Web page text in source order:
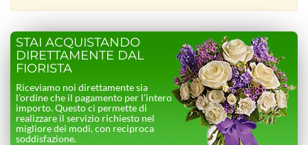
STAI ACQUISTANDO
DIRETTAMENTE DAL
FIORISTA
Riceviamo noi direttamente sia
l’ordine che il pagamento per l’intero
importo. Questo ci permette di
realizzare il servizio richiesto nel
migliore dei modi, con reciproca
soddisfazione.